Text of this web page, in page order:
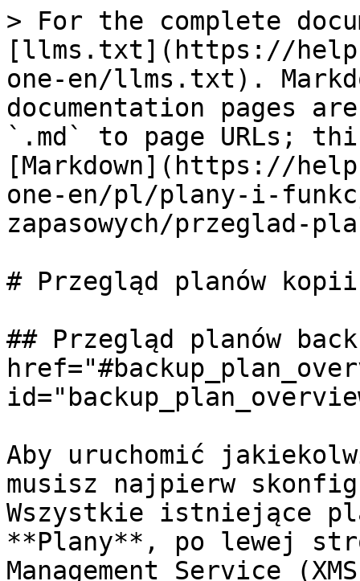
> For the complete
[llms.txt](https://
one-en/llms.txt).
documentation pages
`.md` to page URLs;
[Markdown](https://
one-en/pl/plany-i-
zapasowych/przeglad-
# Przegląd planów kopii
## Przegląd planów
Aby uruchomić
musisz najpierw
Wszystkie istniejące
**Plany**, po lewej
Management Service